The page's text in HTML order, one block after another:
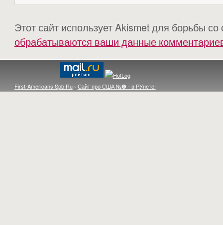
Этот сайт использует Akismet для борьбы
обрабатываются ваши данные
First-Americans.Spb.Ru› Сайт про США №❶ - в РУнете!